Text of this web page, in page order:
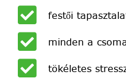
festői
minden a
tökéletes